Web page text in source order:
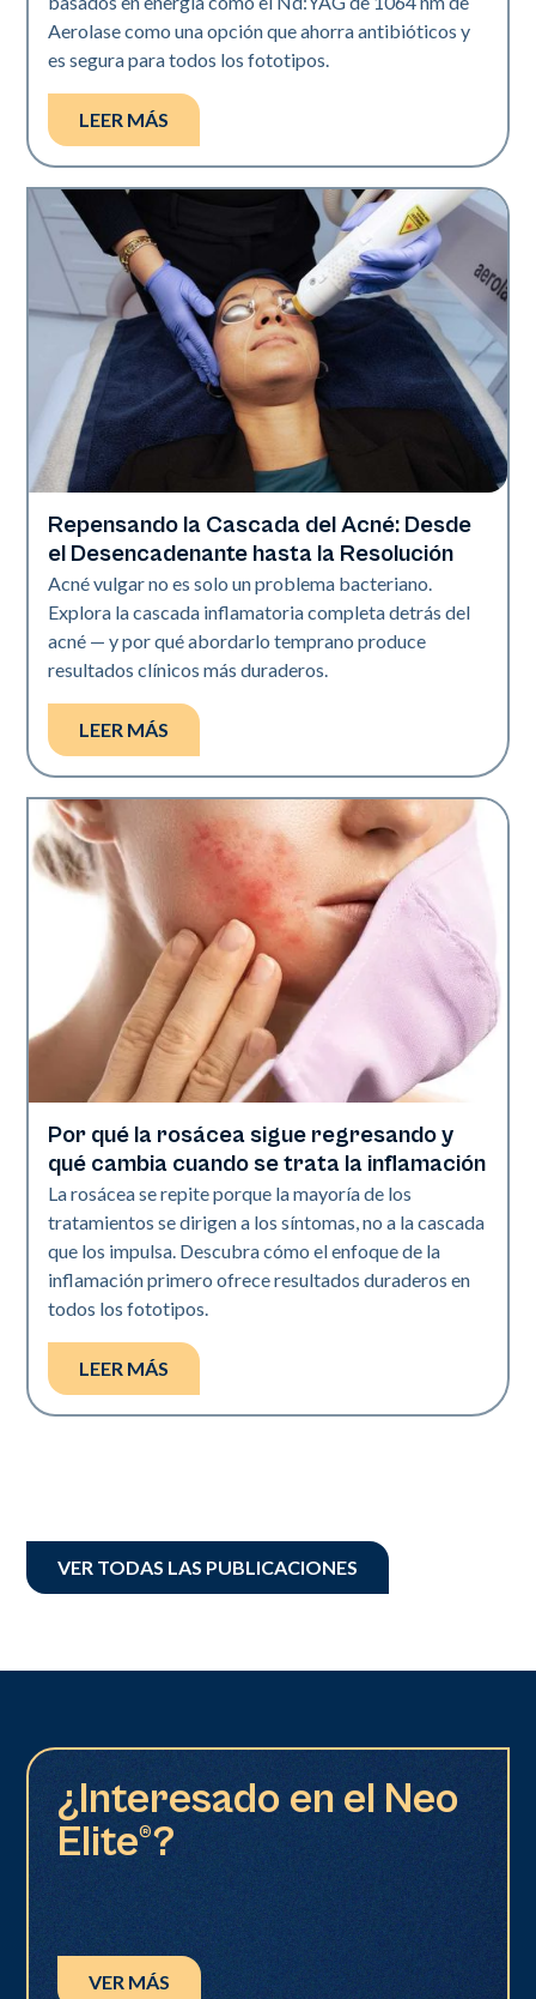
Aerolase como una opción que ahorra antibióticos y
es segura para todos los fototipos.
LEER MÁS
Salud de la piel
Repensando la Cascada del Acné: Desde
el Desencadenante hasta la Resolución
Acné vulgar no es solo un problema bacteriano.
Explora la cascada inflamatoria completa detrás del
acné — y por qué abordarlo temprano produce
resultados clínicos más duraderos.
LEER MÁS
Salud de la piel
Por qué la rosácea sigue regresando y
qué cambia cuando se trata la inflamación
La rosácea se repite porque la mayoría de los
tratamientos se dirigen a los síntomas, no a la cascada
que los impulsa. Descubra cómo el enfoque de la
inflamación primero ofrece resultados duraderos en
todos los fototipos.
LEER MÁS
VER TODAS LAS PUBLICACIONES
¿Interesado en el Neo
Elite®?
VER MÁS